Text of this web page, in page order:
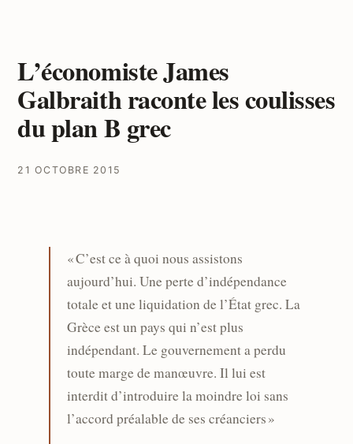
L’économiste James
Galbraith raconte les coulisses
du plan B grec
21 OCTOBRE 2015
« C’est ce à quoi nous assistons
aujourd’hui. Une perte d’indépendance
totale et une liquidation de l’État grec. La
Grèce est un pays qui n’est plus
indépendant. Le gouvernement a perdu
toute marge de manœuvre. Il lui est
interdit d’introduire la moindre loi sans
l’accord préalable de ses créanciers »